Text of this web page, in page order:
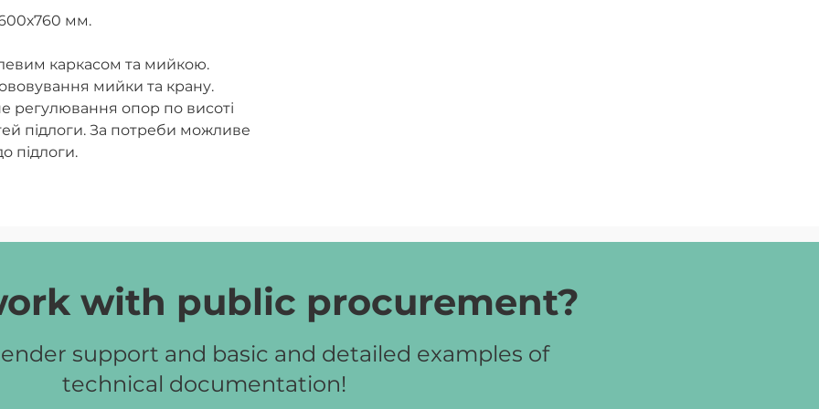
мм.
каркасом та мийкою.
мийки та крану.
регулювання опор по висоті
підлоги. За потреби можливе
підлоги.
покривається стійким
0,5 мм. Краї дерев’яних
мм.
із профільних труб
with public procurement?
support and basic and detailed examples of
technical documentation!